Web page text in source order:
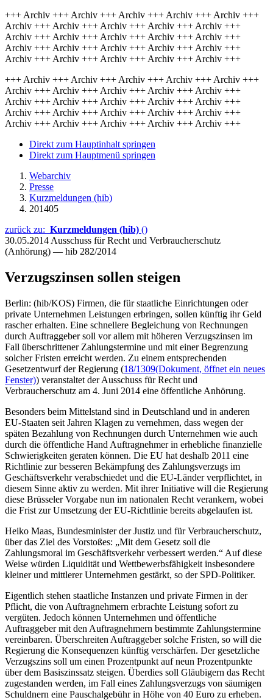
+++ Archiv +++ Archiv +++ Archiv +++ Archiv +++ Archiv +++
Archiv +++ Archiv +++ Archiv +++ Archiv +++ Archiv +++
Archiv +++ Archiv +++ Archiv +++ Archiv +++ Archiv +++
Archiv +++ Archiv +++ Archiv +++ Archiv +++ Archiv +++
Archiv +++ Archiv +++ Archiv +++ Archiv +++ Archiv +++
+++ Archiv +++ Archiv +++ Archiv +++ Archiv +++ Archiv +++
Archiv +++ Archiv +++ Archiv +++ Archiv +++ Archiv +++
Archiv +++ Archiv +++ Archiv +++ Archiv +++ Archiv +++
Archiv +++ Archiv +++ Archiv +++ Archiv +++ Archiv +++
Archiv +++ Archiv +++ Archiv +++ Archiv +++ Archiv +++
Direkt zum Hauptinhalt springen
Direkt zum Hauptmenü springen
Webarchiv
Presse
Kurzmeldungen (hib)
201405
zurück zu: Kurzmeldungen (hib) ()
30.05.2014 Ausschuss für Recht und Verbraucherschutz
(Anhörung) — hib 282/2014
Verzugszinsen sollen steigen
Berlin: (hib/KOS) Firmen, die für staatliche Einrichtungen oder
private Unternehmen Leistungen erbringen, sollen künftig ihr Geld
rascher erhalten. Eine schnellere Begleichung von Rechnungen
durch Auftraggeber soll vor allem mit höheren Verzugszinsen im
Fall überschrittener Zahlungstermine und mit einer Begrenzung
solcher Fristen erreicht werden. Zu einem entsprechenden
Gesetzentwurf der Regierung (18/1309(Dokument, öffnet ein neues
Fenster)) veranstaltet der Ausschuss für Recht und
Verbraucherschutz am 4. Juni 2014 eine öffentliche Anhörung.
Besonders beim Mittelstand sind in Deutschland und in anderen
EU-Staaten seit Jahren Klagen zu vernehmen, dass wegen der
späten Bezahlung von Rechnungen durch Unternehmen wie auch
durch die öffentliche Hand Auftragnehmer in erhebliche finanzielle
Schwierigkeiten geraten können. Die EU hat deshalb 2011 eine
Richtlinie zur besseren Bekämpfung des Zahlungsverzugs im
Geschäftsverkehr verabschiedet und die EU-Länder verpflichtet, in
diesem Sinne aktiv zu werden. Mit ihrer Initiative will die Regierung
diese Brüsseler Vorgabe nun im nationalen Recht verankern, wobei
die Frist zur Umsetzung der EU-Richtlinie bereits abgelaufen ist.
Heiko Maas, Bundesminister der Justiz und für Verbraucherschutz,
über das Ziel des Vorstoßes: „Mit dem Gesetz soll die
Zahlungsmoral im Geschäftsverkehr verbessert werden.“ Auf diese
Weise würden Liquidität und Wettbewerbsfähigkeit insbesondere
kleiner und mittlerer Unternehmen gestärkt, so der SPD-Politiker.
Eigentlich stehen staatliche Instanzen und private Firmen in der
Pflicht, die von Auftragnehmern erbrachte Leistung sofort zu
vergüten. Jedoch können Unternehmen und öffentliche
Auftraggeber mit den Auftragnehmern bestimmte Zahlungstermine
vereinbaren. Überschreiten Auftraggeber solche Fristen, so will die
Regierung die Konsequenzen künftig verschärfen. Der gesetzliche
Verzugszins soll um einen Prozentpunkt auf neun Prozentpunkte
über dem Basiszinssatz steigen. Überdies soll Gläubigern das Recht
zugestanden werden, im Fall eines Zahlungsverzugs von säumigen
Schuldnern eine Pauschalgebühr in Höhe von 40 Euro zu erheben.